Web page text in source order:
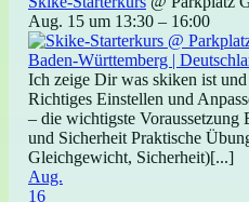
Aug. 15 um 13:30 – 16:00
Ich zeige Dir was skiken ist
Richtiges Einstellen und
– die wichtigste Voraussetzung
und Sicherheit Praktische
Gleichgewicht, Sicherheit)[...]
Aug.
16